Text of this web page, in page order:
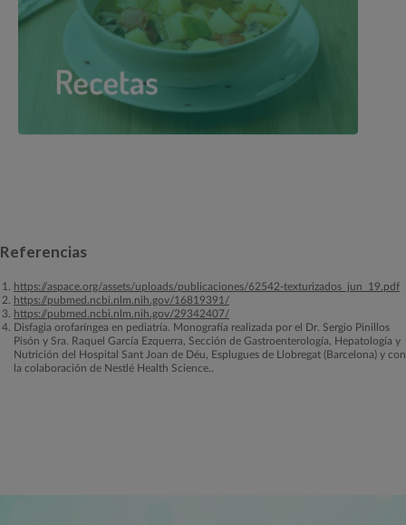
Referencias
https://aspace.org/assets/uploads/publicaciones/62542-texturizados_jun_19.pdf
https://pubmed.ncbi.nlm.nih.gov/16819391/
https://pubmed.ncbi.nlm.nih.gov/29342407/
Disfagia orofaríngea en pediatría. Monografía realizada por el Dr. Sergio Pinillos
Pisón y Sra. Raquel García Ezquerra, Sección de Gastroenterología, Hepatología y
Nutrición del Hospital Sant Joan de Déu, Esplugues de Llobregat (Barcelona) y con
la colaboración de Nestlé Health Science..